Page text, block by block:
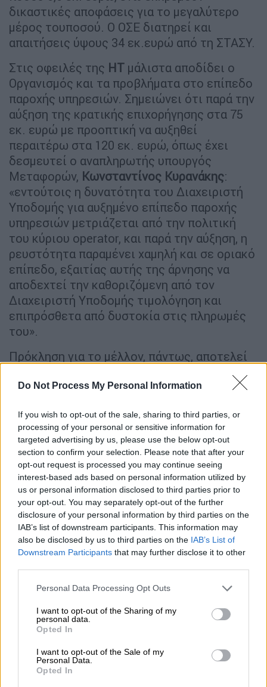
Do Not Process My Personal Information
If you wish to opt-out of the sale, sharing to third parties, or
processing of your personal or sensitive information for
targeted advertising by us, please use the below opt-out
section to confirm your selection. Please note that after your
opt-out request is processed you may continue seeing
interest-based ads based on personal information utilized by
us or personal information disclosed to third parties prior to
your opt-out. You may separately opt-out of the further
disclosure of your personal information by third parties on the
IAB’s list of downstream participants. This information may
also be disclosed by us to third parties on the IAB’s List of
Downstream Participants that may further disclose it to other
Please note that this website/app uses one or more Google
not limited to your visit or usage behaviour. You may click to
grant or deny consent to Google and its third-party tags to
use your data for below specified purposes in below Google
consent section.
Personal Data Processing Opt Outs
I want to opt-out of the Sharing of my
personal data.
Opted In
I want to opt-out of the Sale of my
Personal Data.
Opted In
δικαστικές αποφάσεις για το μεγαλύτερο
μέρος τουποσού. Ο ΟΣΕ διατηρεί και
απαιτήσεις ύψους 34 εκ.ευρώ από τη ΣΤΑΣΥ.
Στις οφειλές της ΗΤ μάλιστα αποδίδει ο
Οργανισμός και τα προβλήματα στο επίπεδο
παροχής υπηρεσιών. Σημειώνει ότι παρά την
αύξηση της κρατικής επιχορήγησης στα 75
εκ. ευρώ με προοπτική να αυξηθεί
περαιτέρω στα 120 εκ. ευρώ, όπως έχει
δεσμευτεί ο αναπληρωτής υπουργός
Μεταφορών, Κωνσταντίνος Κυρανάκης:
«εντούτοις η δυνατότητα του Διαχειριστή
Υποδομής για αυξημένο επίπεδο παροχής
υπηρεσιών μετριάζεται από την πολιτική
του κύριου operator, και παρά την αύξηση, η
ρευστότητα παραμένει χαμηλή και σε οριακό
επίπεδο, εξαιτίας αυτής της άρνησης να
αποδεχτεί την καθοριζόμενη από τον
Διαχειριστή Υποδομής τιμολόγηση και
επιπρόσθετα από δυστοκία στις πληρωμές
του».
Πρόκληση για το μέλλον, πάντως, αποτελεί
και το ζητημα των αγωγών που εκκρεμούν
κατά του ΟΣΕ και αφορούν τόσο το
υποβλήθηκαν ή θα υποβληθούν από
συγγενείς θυμάτων ή τραυματίες των
Τεμπών.
Εως σήμερα έχουν ήδη επιδοθεί 12 αγωγές
αποζημίωσης για τα Τέμπη, εκ των οποίων
μόνο σε μία έχει εκδοθεί πρωτόδικη
απόφαση. Για την απόφαση αυτή ασκήθηκε
έφεση, από τον ΟΣΕ, την οποία ο Οργανισμός
αναμένεται να μην προχωρήσει ύστερα και
από την πρόσφατη παραίνεση του κ.
Κυρανάκη.
Σύμφωνα με τους οικονομικούς ελεγκτές,
πάντως, για τις υπόλοιπες αγωγές δεν είναι
δυνατό να προβλεφθούν με ασφάλεια ούτε ο
αριθμός ούτε ο χρόνος άσκησης νέων με
αποτέλεσμα να μην μπορεί να σχηματιστεί